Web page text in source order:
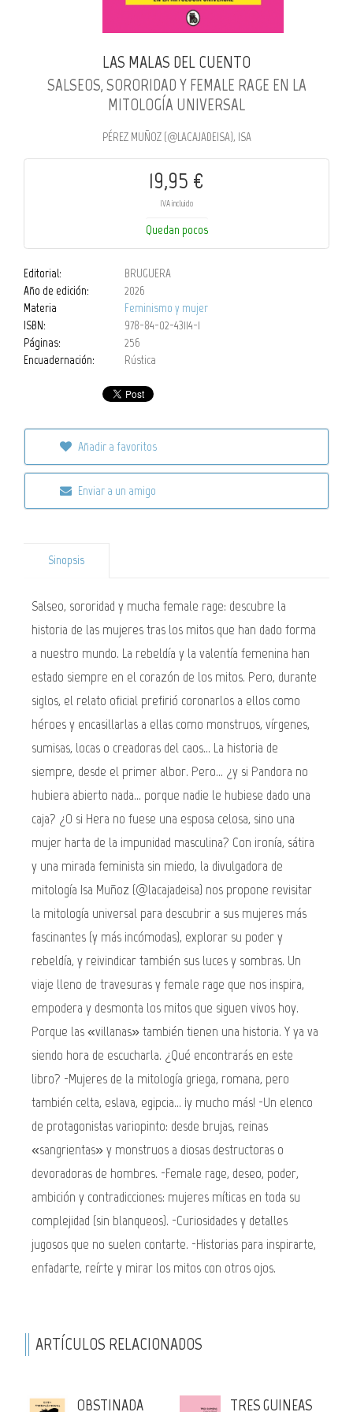
LAS MALAS DEL CUENTO
SALSEOS, SORORIDAD Y FEMALE RAGE EN LA
MITOLOGÍA UNIVERSAL
PÉREZ MUÑOZ (@LACAJADEISA), ISA
19,95 €
IVA incluido
Quedan pocos
Editorial:
BRUGUERA
Año de edición:
2026
Materia
Feminismo y mujer
ISBN:
978-84-02-43114-1
Páginas:
256
Encuadernación:
Rústica
Añadir a favoritos
Enviar a un amigo
Sinopsis
Salseo, sororidad y mucha female rage: descubre la
historia de las mujeres tras los mitos que han dado forma
a nuestro mundo. La rebeldía y la valentía femenina han
estado siempre en el corazón de los mitos. Pero, durante
siglos, el relato oficial prefirió coronarlos a ellos como
héroes y encasillarlas a ellas como monstruos, vírgenes,
sumisas, locas o creadoras del caos... La historia de
siempre, desde el primer albor. Pero... ¿y si Pandora no
hubiera abierto nada... porque nadie le hubiese dado una
caja? ¿O si Hera no fuese una esposa celosa, sino una
mujer harta de la impunidad masculina? Con ironía, sátira
y una mirada feminista sin miedo, la divulgadora de
mitología Isa Muñoz (@lacajadeisa) nos propone revisitar
la mitología universal para descubrir a sus mujeres más
fascinantes (y más incómodas), explorar su poder y
rebeldía, y reivindicar también sus luces y sombras. Un
viaje lleno de travesuras y female rage que nos inspira,
empodera y desmonta los mitos que siguen vivos hoy.
Porque las «villanas» también tienen una historia. Y ya va
siendo hora de escucharla. ¿Qué encontrarás en este
libro? -Mujeres de la mitología griega, romana, pero
también celta, eslava, egipcia... ¡y mucho más! -Un elenco
de protagonistas variopinto: desde brujas, reinas
«sangrientas» y monstruos a diosas destructoras o
devoradoras de hombres. -Female rage, deseo, poder,
ambición y contradicciones: mujeres míticas en toda su
complejidad (sin blanqueos). -Curiosidades y detalles
jugosos que no suelen contarte. -Historias para inspirarte,
enfadarte, reírte y mirar los mitos con otros ojos.
ARTÍCULOS RELACIONADOS
OBSTINADA TRES GUINEAS